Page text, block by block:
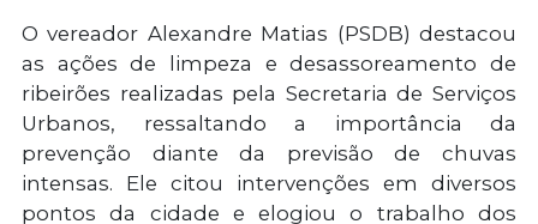
O vereador Alexandre Matias (PSDB) destacou
as ações de limpeza e desassoreamento de
ribeirões realizadas pela Secretaria de Serviços
Urbanos, ressaltando a importância da
prevenção diante da previsão de chuvas
intensas. Ele citou intervenções em diversos
pontos da cidade e elogiou o trabalho dos